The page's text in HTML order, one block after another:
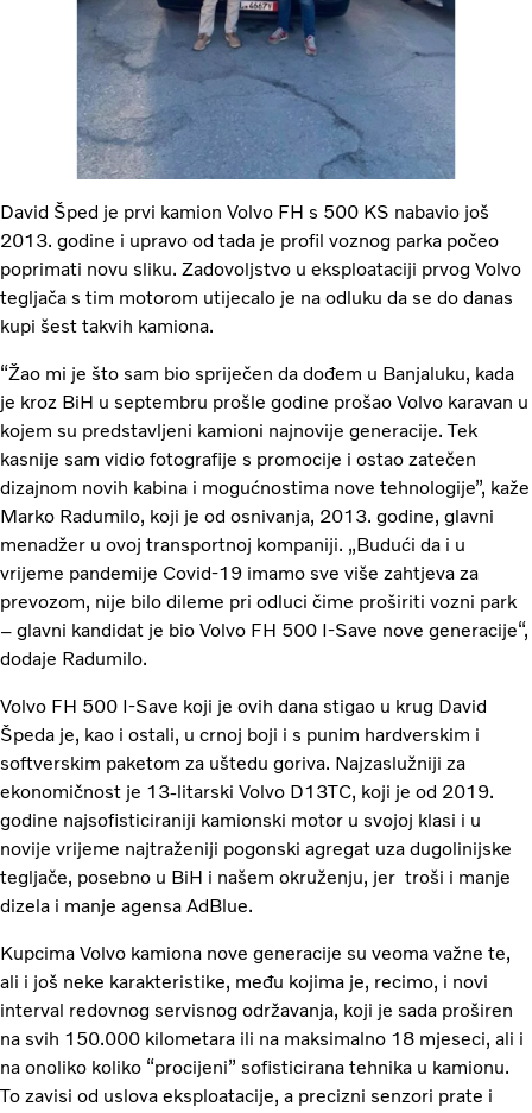
David Šped je prvi kamion Volvo FH s 500 KS nabavio još
2013. godine i upravo od tada je profil voznog parka počeo
poprimati novu sliku. Zadovoljstvo u eksploataciji prvog Volvo
tegljača s tim motorom utijecalo je na odluku da se do danas
kupi šest takvih kamiona.
“Žao mi je što sam bio spriječen da dođem u Banjaluku, kada
je kroz BiH u septembru prošle godine prošao Volvo karavan u
kojem su predstavljeni kamioni najnovije generacije. Tek
kasnije sam vidio fotografije s promocije i ostao zatečen
dizajnom novih kabina i mogućnostima nove tehnologije”, kaže
Marko Radumilo, koji je od osnivanja, 2013. godine, glavni
menadžer u ovoj transportnoj kompaniji. „Budući da i u
vrijeme pandemije Covid-19 imamo sve više zahtjeva za
prevozom, nije bilo dileme pri odluci čime proširiti vozni park
– glavni kandidat je bio Volvo FH 500 I-Save nove generacije“,
dodaje Radumilo.
Volvo FH 500 I-Save koji je ovih dana stigao u krug David
Špeda je, kao i ostali, u crnoj boji i s punim hardverskim i
softverskim paketom za uštedu goriva. Najzaslužniji za
ekonomičnost je 13-litarski Volvo D13TC, koji je od 2019.
godine najsofisticiraniji kamionski motor u svojoj klasi i u
novije vrijeme najtraženiji pogonski agregat uza dugolinijske
tegljače, posebno u BiH i našem okruženju, jer troši i manje
dizela i manje agensa AdBlue.
Kupcima Volvo kamiona nove generacije su veoma važne te,
ali i još neke karakteristike, među kojima je, recimo, i novi
interval redovnog servisnog održavanja, koji je sada proširen
na svih 150.000 kilometara ili na maksimalno 18 mjeseci, ali i
na onoliko koliko “procijeni” sofisticirana tehnika u kamionu.
To zavisi od uslova eksploatacije, a precizni senzori prate i